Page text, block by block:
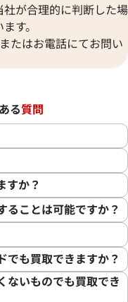
が合理的に判断した場
す。
たはお電話にてお問い
る質問
すか？
ることは可能ですか？
でも買取できますか？
ないものでも買取でき